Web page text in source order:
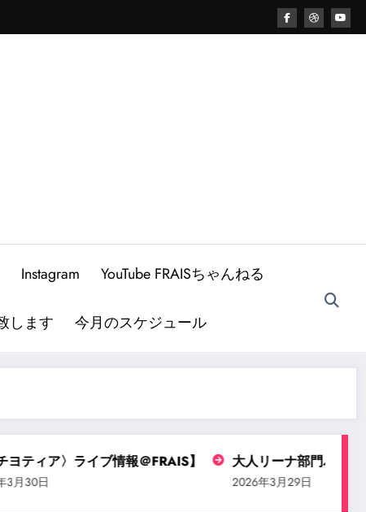
Instagram YouTube FRAISちゃんねる
します 今月のスケジュール
ィア〉ライブ情報＠FRAIS】
30日
大人リーナ部門バレエコ
2026年3月29日